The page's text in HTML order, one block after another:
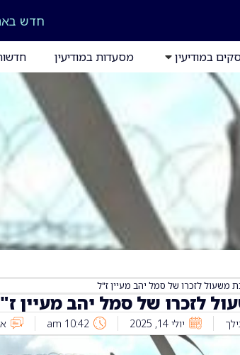
חדש
במודיעין מסעדות במודיעין
משעול לזכרו של סמל יהב מעיין ז"ל
לזכרו של סמל יהב מעיין
יולי 14, 2025 10:42 am